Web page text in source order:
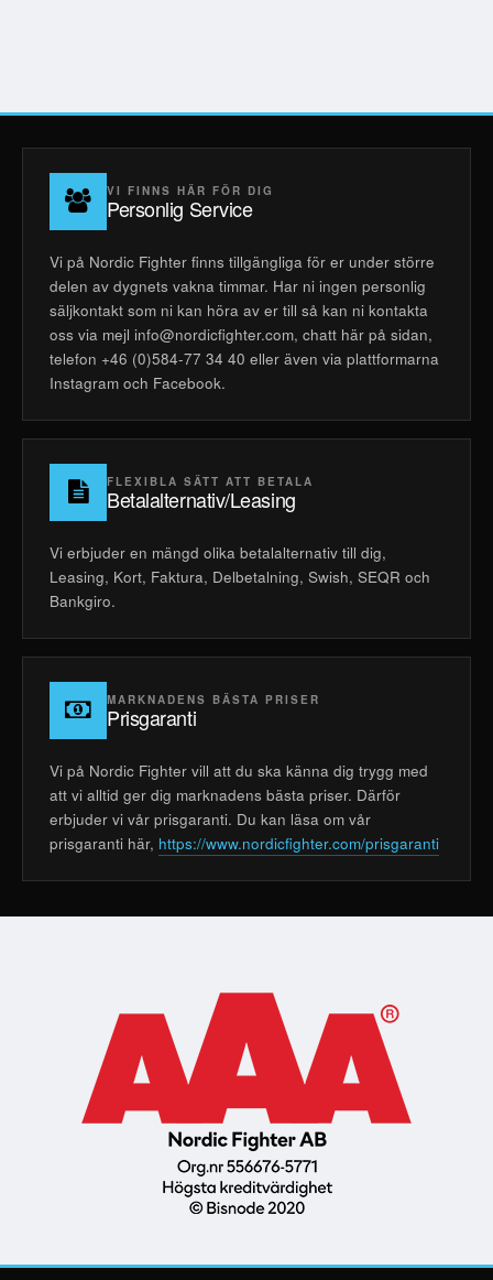
VI FINNS HÄR FÖR DIG
Personlig Service
Vi på Nordic Fighter finns tillgängliga för er under större
delen av dygnets vakna timmar. Har ni ingen personlig
säljkontakt som ni kan höra av er till så kan ni kontakta
oss via mejl info@nordicfighter.com, chatt här på sidan,
telefon +46 (0)584-77 34 40 eller även via plattformarna
Instagram och Facebook.
FLEXIBLA SÄTT ATT BETALA
Betalalternativ/Leasing
Vi erbjuder en mängd olika betalalternativ till dig,
Leasing, Kort, Faktura, Delbetalning, Swish, SEQR och
Bankgiro.
MARKNADENS BÄSTA PRISER
Prisgaranti
Vi på Nordic Fighter vill att du ska känna dig trygg med
att vi alltid ger dig marknadens bästa priser. Därför
erbjuder vi vår prisgaranti. Du kan läsa om vår
prisgaranti här, https://www.nordicfighter.com/prisgaranti